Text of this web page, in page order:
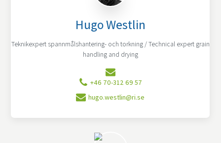
Hugo Westlin
Teknikexpert spannmålshantering- och torkning / Technical expert grain
handling and drying
+46 70-312 69 57
hugo.westlin@ri.se